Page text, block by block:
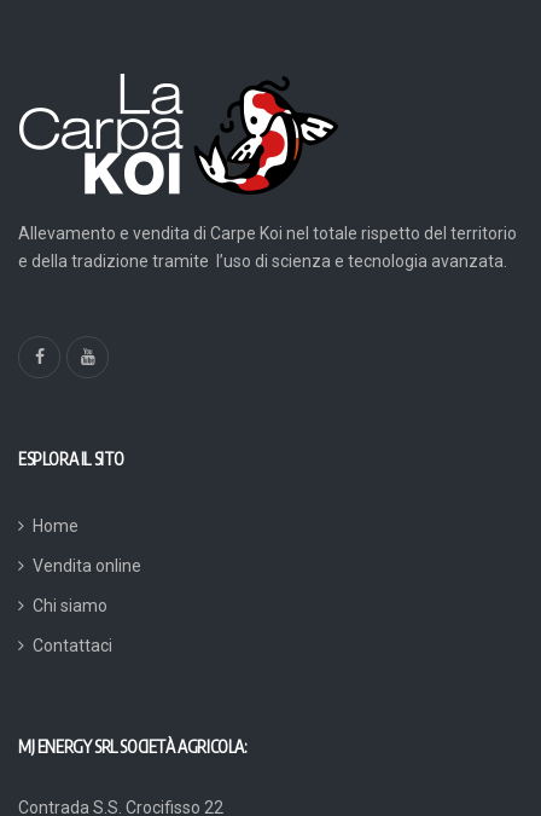
Allevamento e vendita di Carpe Koi nel totale rispetto del territorio
e della tradizione tramite l’uso di scienza e tecnologia avanzata.
ESPLORA IL SITO
Home
Vendita online
Chi siamo
Contattaci
MJ ENERGY SRL SOCIETÀ AGRICOLA:
Contrada S.S. Crocifisso 22